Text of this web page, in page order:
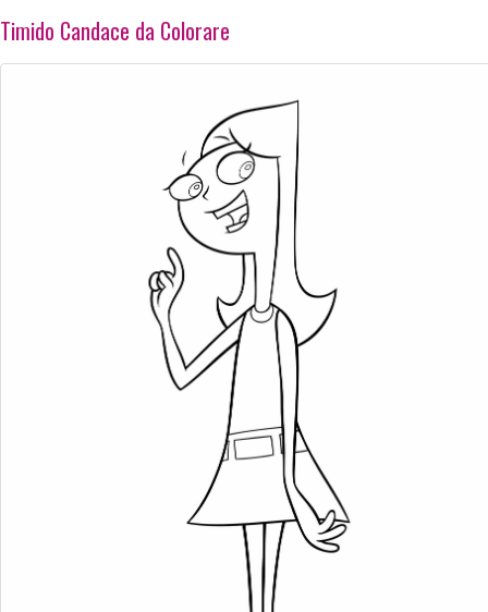
Timido Candace da Colorare